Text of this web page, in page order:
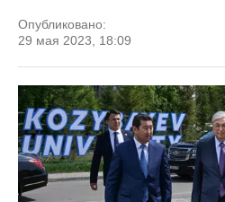
Опубликовано:
29 мая 2023, 18:09